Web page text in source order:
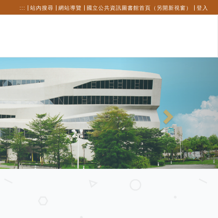
::: 站內搜尋 網站導覽 國立公共資訊圖書館首頁（另開新視窗） 登入